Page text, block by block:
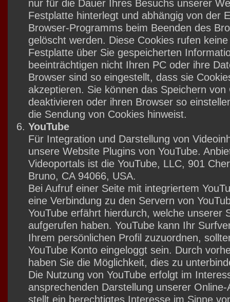
nur für die Dauer Ihres Besuchs unserer
Festplatte hinterlegt und abhängig von der
Browser-Programms beim Beenden des
gelöscht werden. Diese Cookies rufen
Festplatte über Sie gespeicherten
beeinträchtigen nicht Ihren PC oder ihre
Browser sind so eingestellt, dass sie
akzeptieren. Sie können das Speichern von
deaktivieren oder ihren Browser so
die Sendung von Cookies hinweist.
YouTube
Für Integration und Darstellung von
unsere Website Plugins von YouTube.
Videoportals ist die YouTube, LLC, 901
Bruno, CA 94066, USA.
Bei Aufruf einer Seite mit integriertem
eine Verbindung zu den Servern von
YouTube erfährt hierdurch, welche unserer
aufgerufen haben. YouTube kann Ihr
Ihrem persönlichen Profil zuzuordnen,
YouTube Konto eingeloggt sein. Durch
haben Sie die Möglichkeit, dies zu
Die Nutzung von YouTube erfolgt im
ansprechenden Darstellung unserer
stellt ein berechtigtes Interesse im Sinne